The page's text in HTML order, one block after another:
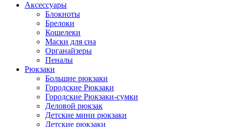
Аксессуары
Блокноты
Брелоки
Кошелеки
Маски для сна
Органайзеры
Пеналы
Рюкзаки
Большие рюкзаки
Городские Рюкзаки
Городские Рюкзаки-сумки
Деловой рюкзак
Детские мини рюкзаки
Детские рюкзаки